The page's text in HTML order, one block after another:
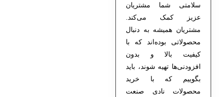
سلامتی شما مشتریان
عزیز کمک می‌کند.
مشتریان همیشه به دنبال
محصولاتی بوده‌اند که با
کیفیت بالا و بدون
افزودنی‌ها تهیه شوند، باید
بگوییم که با خرید
محصولات نادی صنعت